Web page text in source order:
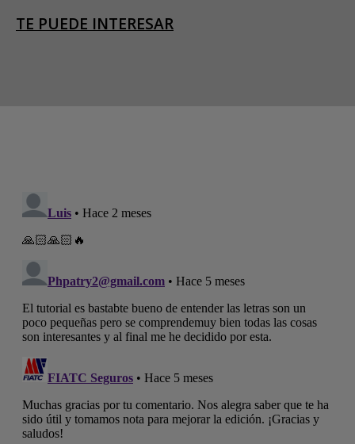
TE PUEDE INTERESAR